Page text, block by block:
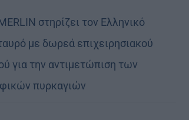
στηρίζει τον Ελληνικό
με δωρεά επιχειρησιακού
για την αντιμετώπιση των
πυρκαγιών